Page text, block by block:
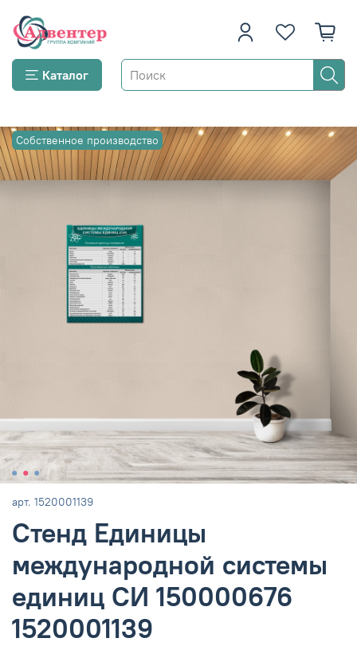
Каталог
Собственное производство
арт. 1520001139
Стенд Единицы
международной системы
единиц СИ 150000676
1520001139